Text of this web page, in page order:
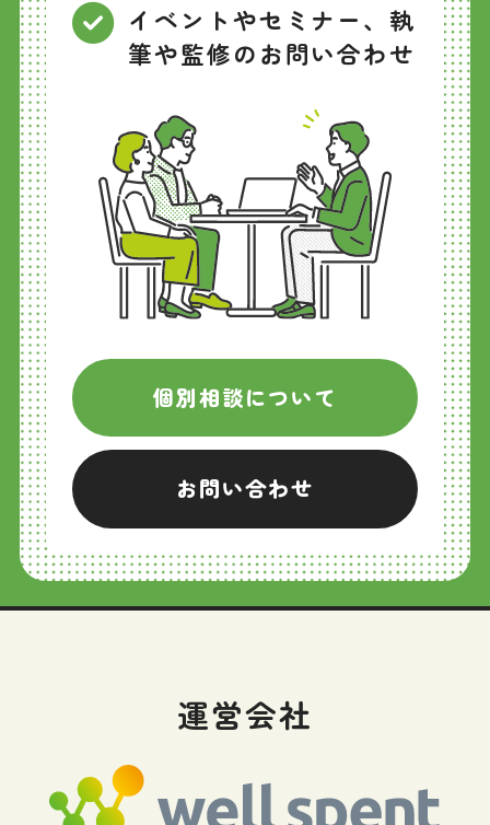
イベントやセミナー、執
筆や監修のお問い合わせ
個別相談について
お問い合わせ
運営会社